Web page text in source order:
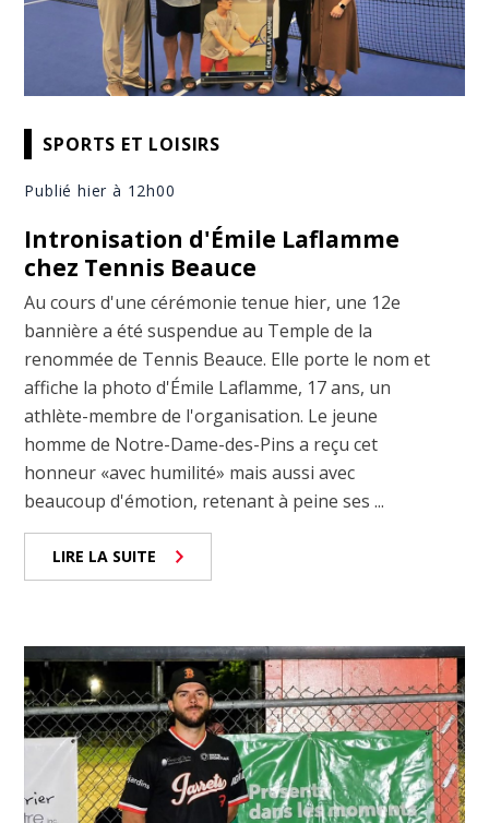
SPORTS ET LOISIRS
Publié hier à 12h00
Intronisation d'Émile Laflamme
chez Tennis Beauce
Au cours d'une cérémonie tenue hier, une 12e
bannière a été suspendue au Temple de la
renommée de Tennis Beauce. Elle porte le nom et
affiche la photo d'Émile Laflamme, 17 ans, un
athlète-membre de l'organisation. Le jeune
homme de Notre-Dame-des-Pins a reçu cet
honneur «avec humilité» mais aussi avec
beaucoup d'émotion, retenant à peine ses ...
LIRE LA SUITE